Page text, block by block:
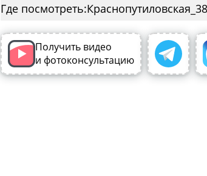
Где посмотреть:
Получить видео
и фотоконсультацию